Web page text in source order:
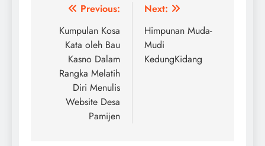
Navigasi
pos
Previous:
Kumpulan Kosa
Kata oleh Bau
Kasno Dalam
Rangka Melatih
Diri Menulis
Website Desa
Pamijen
Next:
Himpunan Muda-
Mudi
KedungKidang